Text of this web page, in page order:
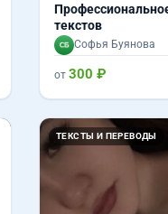
текстов
Софья Буянова
от 300 ₽
Вперед ТЕКСТЫ И ПЕРЕВОДЫ